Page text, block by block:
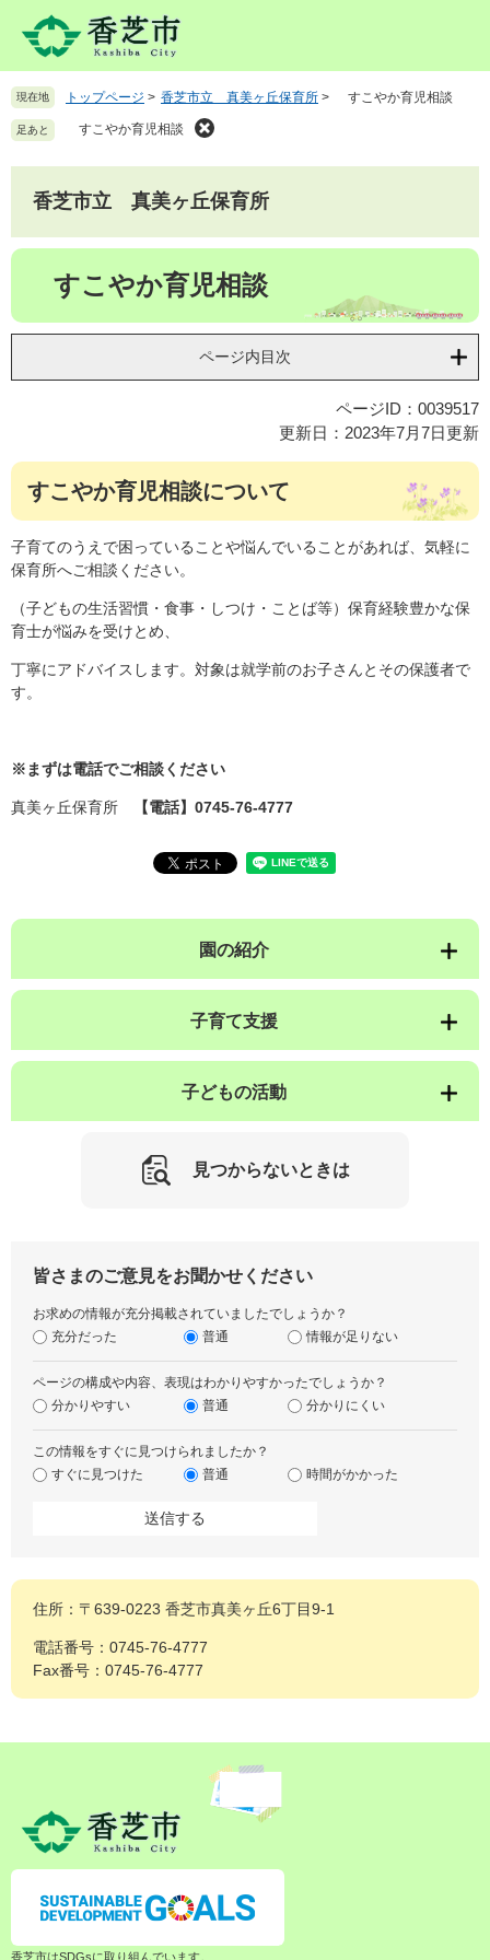
先
頭
す
を
飛
し
文
現在地 トップページ > 香芝市立 真美ヶ丘保育所 > すこやか育児相談
足あと すこやか育児相談
香芝市立 真美ヶ丘保育所
本
すこやか育児相談
ページ内目次
ページID：0039517
更新日：2023年7月7日更新
すこやか育児相談について
子育てのうえで困っていることや悩んでいることがあれば、気軽に
保育所へご相談ください。
（子どもの生活習慣・食事・しつけ・ことば等）保育経験豊かな保
育士が悩みを受けとめ、
丁寧にアドバイスします。対象は就学前のお子さんとその保護者で
す。
※まずは電話でご相談ください
真美ヶ丘保育所 【電話】0745-76-4777
園の紹介
子育て支援
子どもの活動
見つからないときは
皆さまのご意見をお聞かせください
お求めの情報が充分掲載されていましたでしょうか？
充分だった
普通 情報が足りない
ページの構成や内容、表現はわかりやすかったでしょうか？
分かりやすい
普通 分かりにくい
この情報をすぐに見つけられましたか？
すぐに見つけた
普通 時間がかかった
住所：〒639-0223 香芝市真美ヶ丘6丁目9-1
電話番号：0745-76-4777
Fax番号：0745-76-4777
香芝市はSDGsに取り組んでいます。